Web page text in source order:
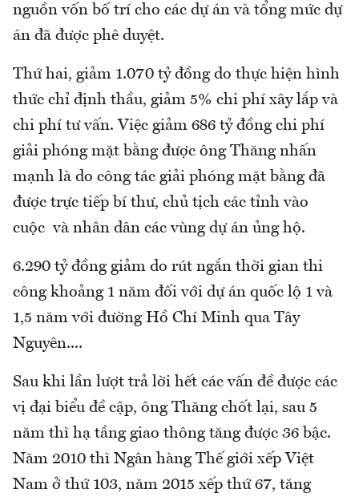
nguồn vốn bố trí cho các dự án và tổng mức dự
án đã được phê duyệt.
Thứ hai, giảm 1.070 tỷ đồng do thực hiện hình
thức chỉ định thầu, giảm 5% chi phí xây lắp và
chi phí tư vấn. Việc giảm 686 tỷ đồng chi phí
giải phóng mặt bằng được ông Thăng nhấn
mạnh là do công tác giải phóng mặt bằng đã
được trực tiếp bí thư, chủ tịch các tỉnh vào
cuộc và nhân dân các vùng dự án ủng hộ.
6.290 tỷ đồng giảm do rút ngắn thời gian thi
công khoảng 1 năm đối với dự án quốc lộ 1 và
1,5 năm với đường Hồ Chí Minh qua Tây
Nguyên....
Sau khi lần lượt trả lời hết các vấn đề được các
vị đại biểu đề cập, ông Thăng chốt lại, sau 5
năm thì hạ tầng giao thông tăng được 36 bậc.
Năm 2010 thì Ngân hàng Thế giới xếp Việt
Nam ở thứ 103, năm 2015 xếp thứ 67, tăng